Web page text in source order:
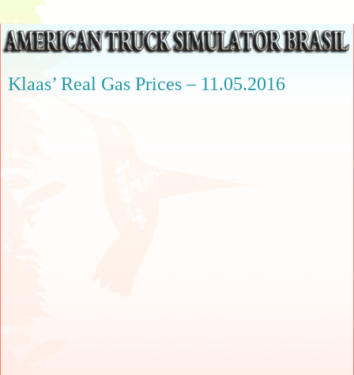
Klaas’ Real Gas Prices – 11.05.2016